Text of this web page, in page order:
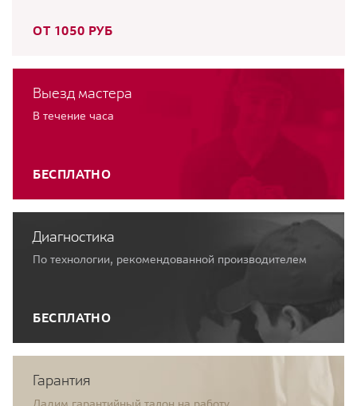
ОТ 1050 РУБ
Выезд мастера
В течение часа
БЕСПЛАТНО
Диагностика
По технологии, рекомендованной производителем
БЕСПЛАТНО
Гарантия